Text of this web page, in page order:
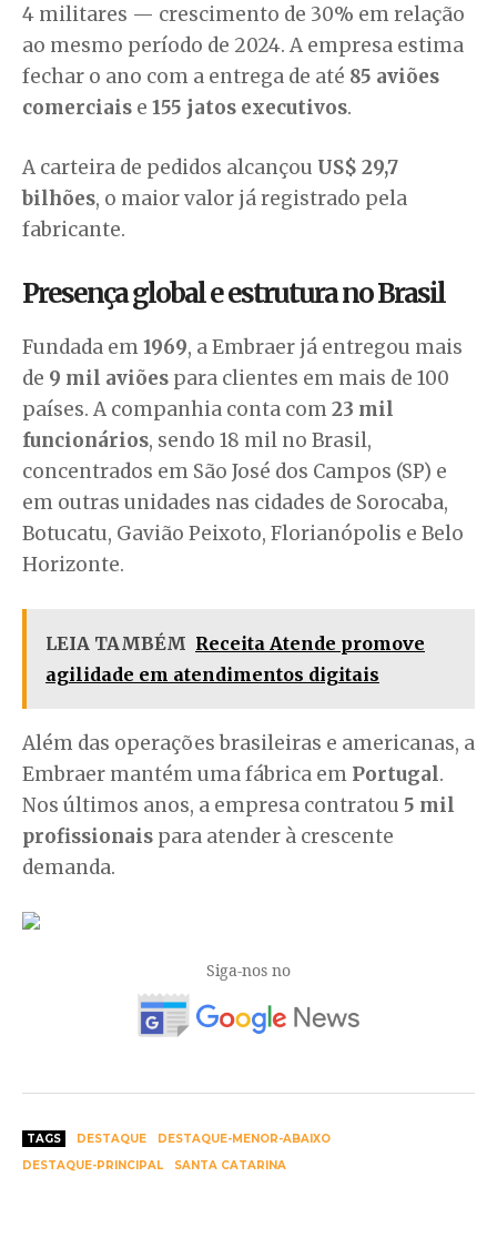
4 militares — crescimento de 30% em relação
ao mesmo período de 2024. A empresa estima
fechar o ano com a entrega de até 85 aviões
comerciais e 155 jatos executivos.
A carteira de pedidos alcançou US$ 29,7
bilhões, o maior valor já registrado pela
fabricante.
Presença global e estrutura no Brasil
Fundada em1969, a Embraer já entregou mais
de 9 mil aviões para clientes em mais de 100
países. A companhia conta com23 mil
funcionários, sendo 18 mil no Brasil,
concentrados em São José dos Campos (SP) e
em outras unidades nas cidades de Sorocaba,
Botucatu, Gavião Peixoto, Florianópolis e Belo
Horizonte.
LEIA TAMBÉM Receita Atende promove
agilidade em atendimentos digitais
Além das operações brasileiras e americanas, a
Embraer mantém uma fábrica em Portugal.
Nos últimos anos, a empresa contratou 5 mil
profissionais para atender à crescente
demanda.
Siga-nos no
TAGS DESTAQUE
DESTAQUE-MENOR-ABAIXO
DESTAQUE-PRINCIPAL
SANTA CATARINA